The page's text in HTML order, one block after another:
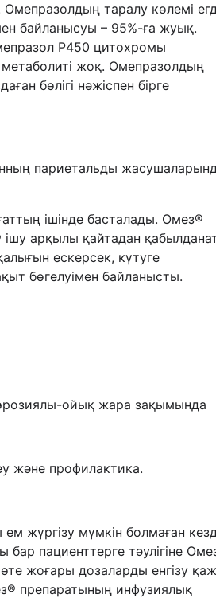
таралу көлемі
байланысуы – 95%-ға жуық.
P450 цитохромы
метаболиті жоқ. Омепразолдың
бөлігі нәжіспен бірге
париетальды
ішінде басталады. Омез®
арқылы қайтадан
ескерсек, күтуге
бөгелуімен байланысты.
эрозиялы-ойық жара зақымында
және профилактика.
жүргізу мүмкін болмаған
пациенттерге тәулігіне
жоғары дозаларды енгізу
препаратының инфузиялық